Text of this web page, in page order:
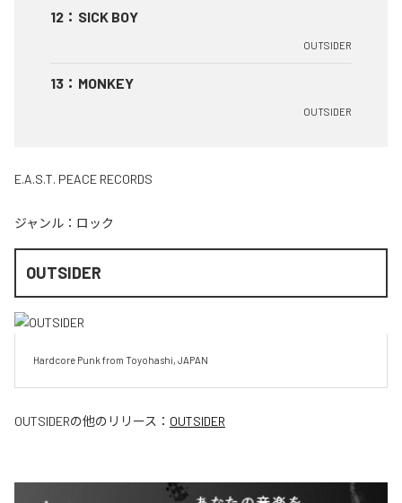
12 ： SICK BOY
OUTSIDER
13 ： MONKEY
OUTSIDER
E.A.S.T. PEACE RECORDS
ジャンル： ロック
OUTSIDER
Hardcore Punk from Toyohashi, JAPAN
OUTSIDERの他のリリース： OUTSIDER